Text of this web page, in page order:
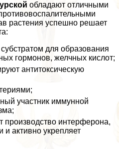
обладают отличными
растения успешно решает
для образования
гормонов, желчных кислот;
антитоксическую
участник иммунной
производство интерферона,
и активно укрепляет